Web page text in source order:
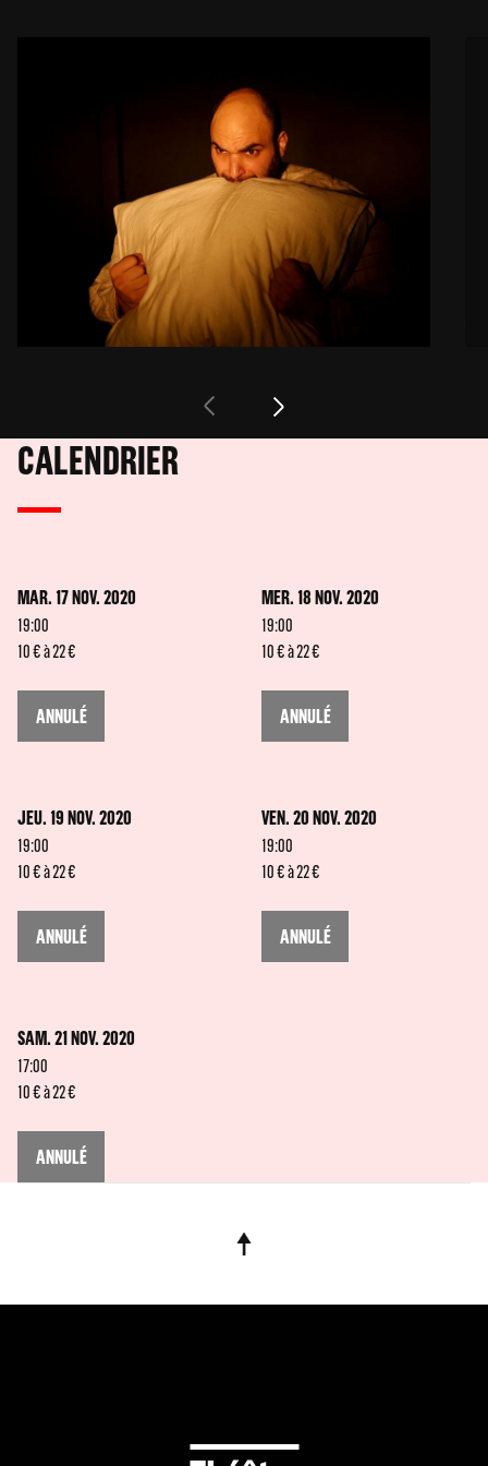
CALENDRIER
MAR. 17 NOV. 2020
19:00
10 € à 22 €
ANNULÉ
MER. 18 NOV. 2020
19:00
10 € à 22 €
ANNULÉ
JEU. 19 NOV. 2020
19:00
10 € à 22 €
ANNULÉ
VEN. 20 NOV. 2020
19:00
10 € à 22 €
ANNULÉ
SAM. 21 NOV. 2020
17:00
10 € à 22 €
ANNULÉ